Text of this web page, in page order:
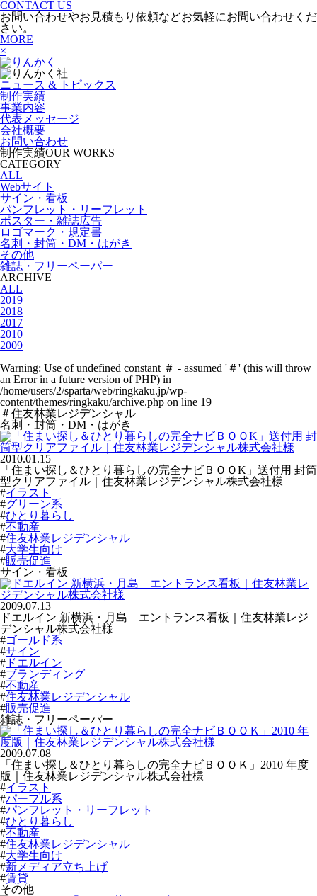
CONTACT US
お問い合わせやお見積もり依頼などお気軽にお問い合わせくだ
さい。
MORE
×
ニュース & トピックス
制作実績
事業内容
代表メッセージ
会社概要
お問い合わせ
制作実績OUR WORKS
CATEGORY
ALL
Webサイト
サイン・看板
パンフレット・リーフレット
ポスター・雑誌広告
ロゴマーク・規定書
名刺・封筒・DM・はがき
その他
雑誌・フリーペーパー
ARCHIVE
ALL
2019
2018
2017
2010
2009
Warning: Use of undefined constant ＃ - assumed '＃' (this will throw
an Error in a future version of PHP) in
/home/users/2/sparta/web/ringkaku.jp/wp-
content/themes/ringkaku/archive.php on line 19
＃住友林業レジデンシャル
名刺・封筒・DM・はがき
2010.01.15
「住まい探し＆ひとり暮らしの完全ナビＢＯＯK」送付用 封筒
型クリアファイル｜住友林業レジデンシャル株式会社様
#イラスト
#グリーン系
#ひとり暮らし
#不動産
#住友林業レジデンシャル
#大学生向け
#販売促進
サイン・看板
2009.07.13
ドエルイン 新横浜・月島 エントランス看板｜住友林業レジ
デンシャル株式会社様
#ゴールド系
#サイン
# ドエルイン
#ブランディング
#不動産
#住友林業レジデンシャル
#販売促進
雑誌・フリーペーパー
2009.07.08
「住まい探し＆ひとり暮らしの完全ナビＢＯＯＫ」2010 年度
版｜住友林業レジデンシャル株式会社様
#イラスト
#パープル系
#パンフレット・リーフレット
#ひとり暮らし
#不動産
#住友林業レジデンシャル
#大学生向け
#新メディア立ち上げ
#賃貸
その他